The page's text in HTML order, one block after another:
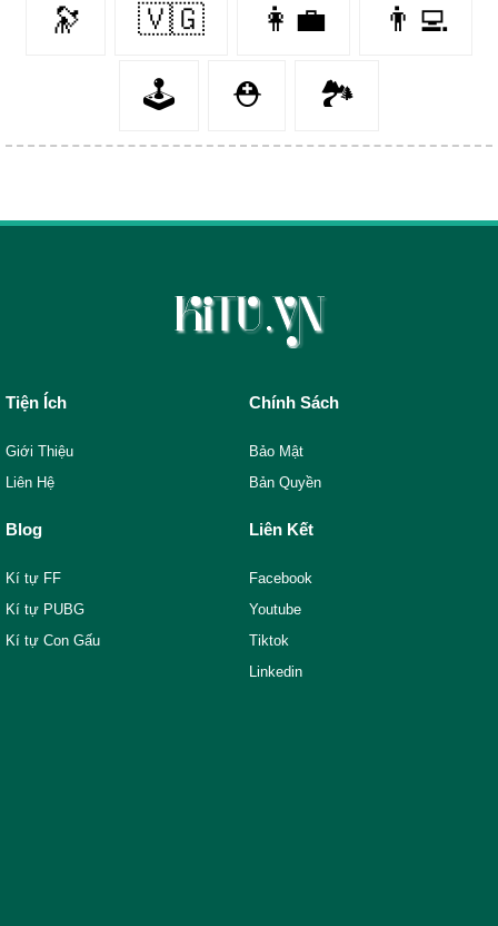
🔭 🇻🇬 👩‍💼 👨‍💻
🕹 ⛑ 🏞
Tiện Ích
Giới Thiệu
Liên Hệ
Chính Sách
Bảo Mật
Bản Quyền
Blog
Kí tự FF
Kí tự PUBG
Kí tự Con Gấu
Liên Kết
Facebook
Youtube
Tiktok
Linkedin